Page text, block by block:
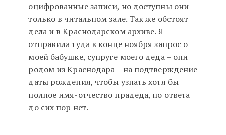
оцифрованные записи, но доступны они
только в читальном зале. Так же обстоят
дела и в Краснодарском архиве. Я
отправила туда в конце ноября запрос о
моей бабушке, супруге моего деда – они
родом из Краснодара – на подтверждение
даты рождения, чтобы узнать хотя бы
полное имя-отчество прадеда, но ответа
до сих пор нет.